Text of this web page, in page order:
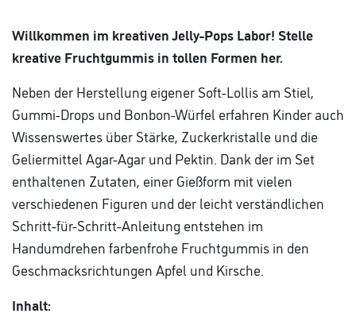
Willkommen im kreativen Jelly-Pops Labor! Stelle
kreative Fruchtgummis in tollen Formen her.
Neben der Herstellung eigener Soft-Lollis am Stiel,
Gummi-Drops und Bonbon-Würfel erfahren Kinder auch
Wissenswertes über Stärke, Zuckerkristalle und die
Geliermittel Agar-Agar und Pektin. Dank der im Set
enthaltenen Zutaten, einer Gießform mit vielen
verschiedenen Figuren und der leicht verständlichen
Schritt-für-Schritt-Anleitung entstehen im
Handumdrehen farbenfrohe Fruchtgummis in den
Geschmacksrichtungen Apfel und Kirsche.
Inhalt: